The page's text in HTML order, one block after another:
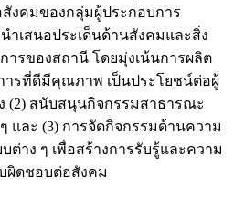
งคมของกลุ่มผู้ประกอบการ
ำเสนอประเด็นด้านสังคมและสิ่ง
ารของสถานี โดยมุ่งเน้นการผลิต
ารที่ดีมีคุณภาพ เป็นประโยชน์ต่อผู้
(2) สนับสนุนกิจกรรมสาธารณะ
และ (3) การจัดกิจกรรมด้านความ
าง ๆ เพื่อสร้างการรับรู้และความ
ผิดชอบต่อสังคม